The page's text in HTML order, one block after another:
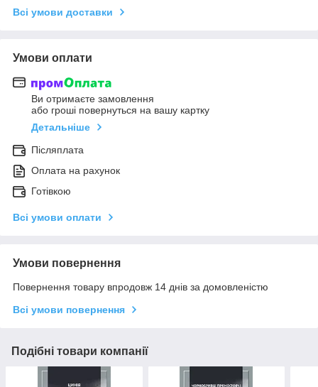
Всі умови доставки
Умови оплати
Ви отримаєте замовлення
або гроші повернуться на вашу картку
Детальніше
Післяплата
Оплата на рахунок
Готівкою
Всі умови оплати
Умови повернення
Повернення товару впродовж 14 днів за домовленістю
Всі умови повернення
Подібні товари компанії